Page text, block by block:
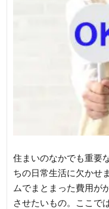
住まいのなかでも重要
ちの日常生活に欠かせ
ムでまとまった費用が
させたいもの。ここで